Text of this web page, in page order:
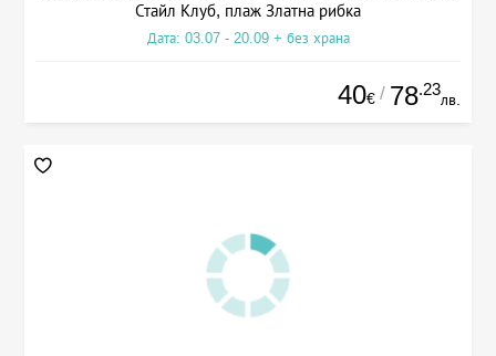
Стайл Клуб, плаж Златна рибка
Дата: 03.07 - 20.09 + без храна
40€ / 78.23
лв.